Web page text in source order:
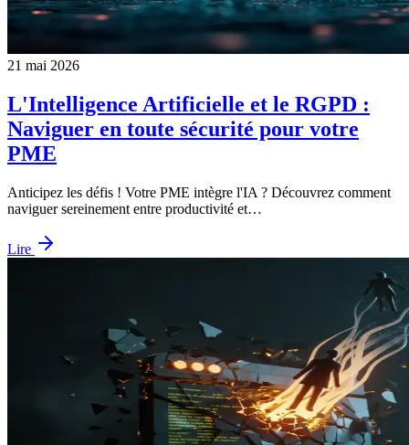
21 mai 2026
L'Intelligence Artificielle et le RGPD :
Naviguer en toute sécurité pour votre
PME
Anticipez les défis ! Votre PME intègre l'IA ? Découvrez comment
naviguer sereinement entre productivité et…
Lire